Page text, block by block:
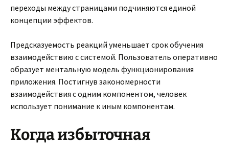
переходы между страницами подчиняются единой
концепции эффектов.
Предсказуемость реакций уменьшает срок обучения
взаимодействию с системой. Пользователь оперативно
образует ментальную модель функционирования
приложения. Постигнув закономерности
взаимодействия с одним компонентом, человек
использует понимание к иным компонентам.
Когда избыточная